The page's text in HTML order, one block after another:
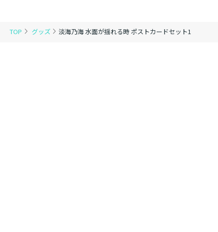
TOP グッズ 淡海乃海 水面が揺れる時 ポストカードセット1